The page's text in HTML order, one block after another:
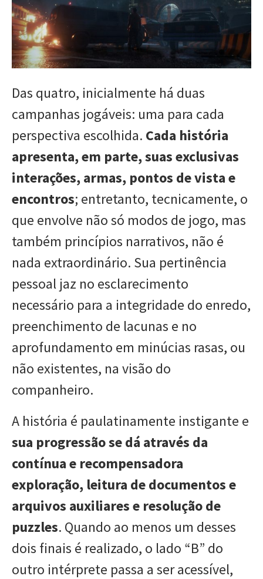
Das quatro, inicialmente há duas
campanhas jogáveis: uma para cada
perspectiva escolhida. Cada história
apresenta, em parte, suas exclusivas
interações, armas, pontos de vista e
encontros; entretanto, tecnicamente, o
que envolve não só modos de jogo, mas
também princípios narrativos, não é
nada extraordinário. Sua pertinência
pessoal jaz no esclarecimento
necessário para a integridade do enredo,
preenchimento de lacunas e no
aprofundamento em minúcias rasas, ou
não existentes, na visão do
companheiro.
A história é paulatinamente instigante e
sua progressão se dá através da
contínua e recompensadora
exploração, leitura de documentos e
arquivos auxiliares e resolução de
puzzles. Quando ao menos um desses
dois finais é realizado, o lado “B” do
outro intérprete passa a ser acessível,